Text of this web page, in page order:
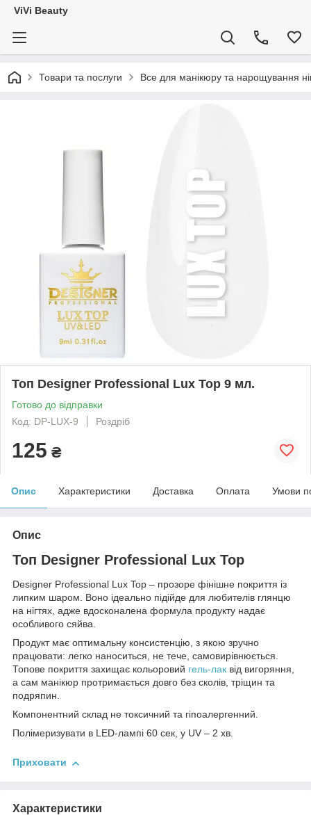
ViVi Beauty
Товари та послуги Все для манікюру та нарощування
Топ Designer Professional Lux Top 9 мл.
Готово до відправки
Код: DP-LUX-9
Роздріб
125 ₴
Опис Характеристики Доставка Оплата Умови
Опис
Топ Designer Professional Lux Top
Designer Professional Lux Top – прозоре фінішне покриття із
липким шаром. Воно ідеально підійде для любителів глянцю
на нігтях, адже вдосконалена формула продукту надає
особливого сяйва.
Продукт має оптимальну консистенцію, з якою зручно
працювати: легко наноситься, не тече, самовирівнюється.
Топове покриття захищає кольоровий гель-лак від вигоряння,
а сам манікюр протримається довго без сколів, тріщин та
подряпин.
Компонентний склад не токсичний та гіпоалергенний.
Полімеризувати в LED-лампі 60 сек, у UV – 2 хв.
Приховати
Характеристики